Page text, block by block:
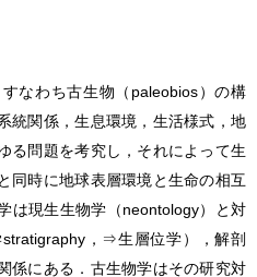
なわち古生物（paleobios）の構
統関係，生息環境，生活様式，地
る問題を考究し，それによって生
同時に地球表層環境と生命の相互
は現生生物学（neontology）と対
， ⇒生層位学），解剖
係にある． 古生物学はその研究対